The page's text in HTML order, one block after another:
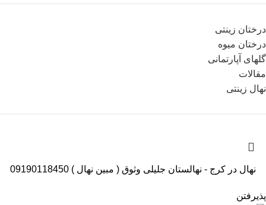
درختان زینتی
درختان میوه
گلهای آپارتمانی
مقالات
نهال زینتی
نهال در کرج - نهالستان جلیلی وثوق ( مبین نهال ) 09190118450
پذیرفتن